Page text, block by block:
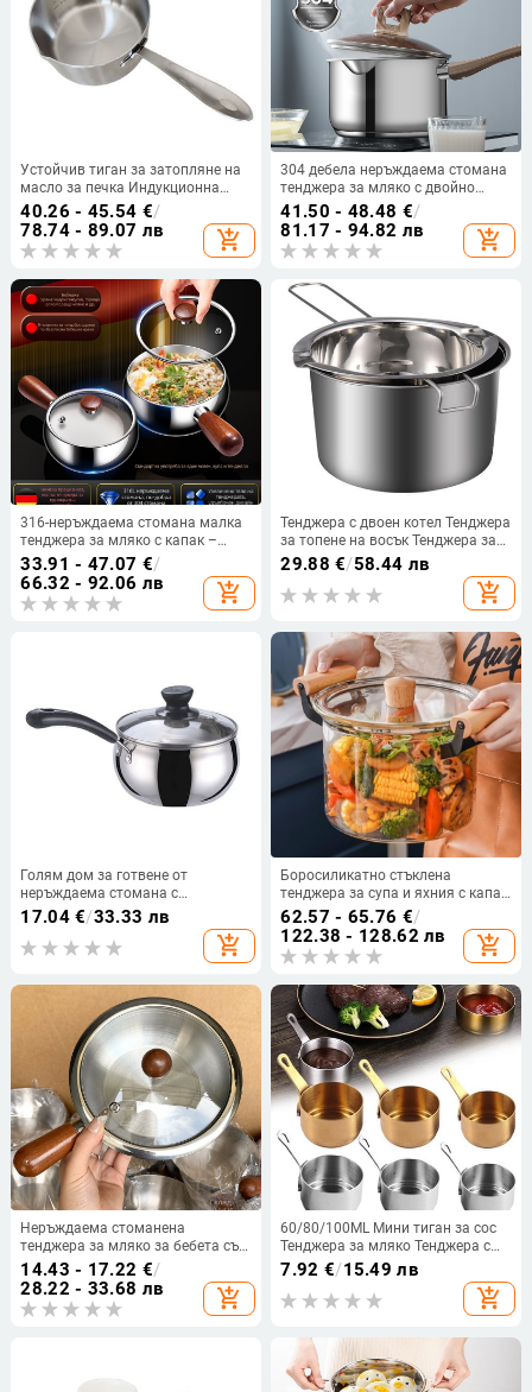
Устойчив тиган за затопляне на
масло за печка Индукционна
готварска печка Тенджера за
мляко Сос Домашна кухня Чай
Кафе Многофункционален от
неръждаема стомана
40.26 - 45.54 €/
78.74 - 89.07 лв
add_shopping_cart
304 дебела неръждаема стомана
тенджера за мляко с двойно
дъно, тенджера за бебешка
храна, тенджера за супа, малка
тенджера за мляко, тенджера за
инстантни юфка, подаръчно
41.50 - 48.48 €/
81.17 - 94.82 лв
add_shopping_cart
316-неръждаема стомана малка
тенджера за мляко с капак –
мултифункционален съд за
бебешка храна, дебело дъно,
прозрачен капак
33.91 - 47.07 €/
66.32 - 92.06 лв
add_shopping_cart
Тенджера с двоен котел Тенджера
за топене на восък Тенджера за
топене на сирене Тенджера за
топене на шоколад Шоколадова
тенджера от неръждаема
стомана Nice Chic Fine Safe
29.88 €/58.44 лв
add_shopping_cart
Голям дом за готвене от
неръждаема стомана с
вентилиран капак за
индукционен газ,
противоплъзгаща се дръжка,
тенджера за супа, лесно
17.04€/33.33 лв
add_shopping_cart
Боросиликатно стъклена
тенджера за супа и яхния с капак,
дървена дръжка, 300 мл, двойни
уши, индукционна съвместимост
62.57 - 65.76 €/
122.38 - 128.62 лв
add_shopping_cart
Неръждаема стоманена
тенджера за мляко за бебета със
дървена дръжка, малка
незалепваща тенджера за храна
за бебета, против опарване
14.43 - 17.22 €/
28.22 - 33.68 лв
add_shopping_cart
60/80/100ML Мини тиган за сос
Тенджера за мляко Тенджера с
незалепващо покритие Малка
тенджера с дръжка Домашна
кухня Полезен продукт
7.92 €/15.49 лв
add_shopping_cart